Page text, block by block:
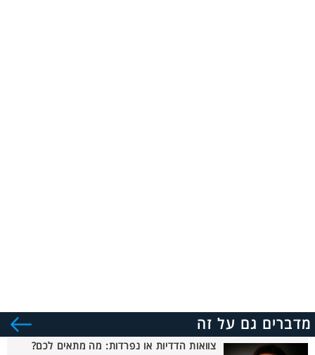
מדברים גם על זה